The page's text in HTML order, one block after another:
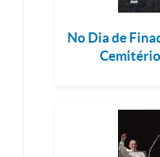
No Dia de